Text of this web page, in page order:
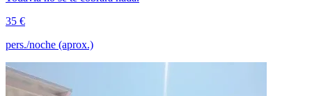
35 €
pers./noche (aprox.)